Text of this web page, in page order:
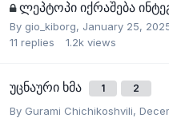
ლეპტოპი იქრაშება
By gio_kiborg, January 25,
11 replies 1.2k views
უცნაური ხმა 1 2
By Gurami Chichikoshvili,